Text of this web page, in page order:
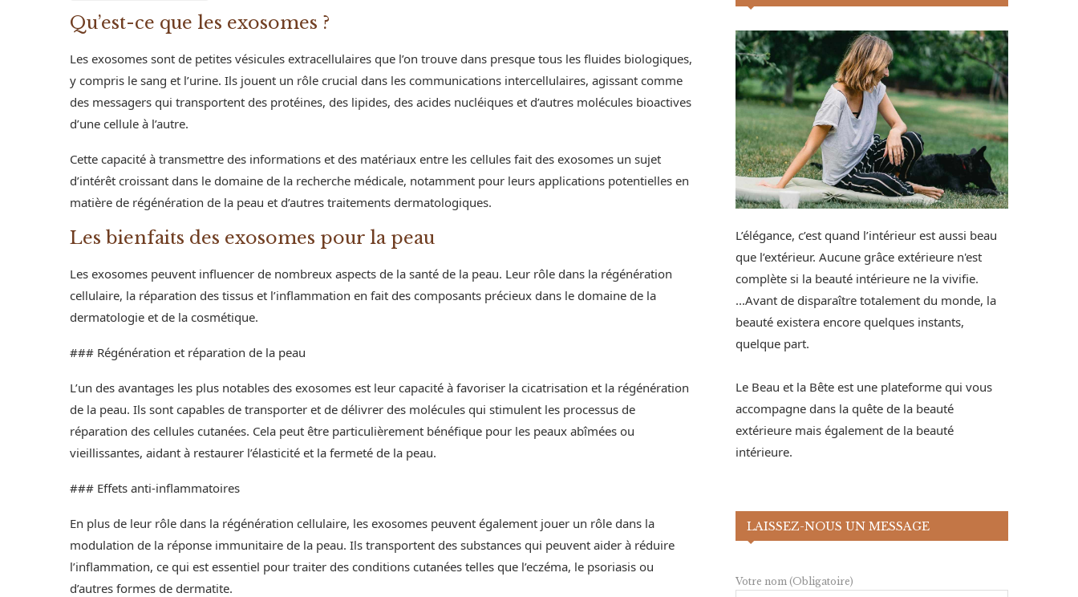
Qu’est-ce que les exosomes ?
Les exosomes sont de petites vésicules extracellulaires que l’on trouve dans presque tous les fluides biologiques,
y compris le sang et l’urine. Ils jouent un rôle crucial dans les communications intercellulaires, agissant comme
des messagers qui transportent des protéines, des lipides, des acides nucléiques et d’autres molécules bioactives
d’une cellule à l’autre.
Cette capacité à transmettre des informations et des matériaux entre les cellules fait des exosomes un sujet
d’intérêt croissant dans le domaine de la recherche médicale, notamment pour leurs applications potentielles en
matière de régénération de la peau et d’autres traitements dermatologiques.
Les bienfaits des exosomes pour la peau
Les exosomes peuvent influencer de nombreux aspects de la santé de la peau. Leur rôle dans la régénération
cellulaire, la réparation des tissus et l’inflammation en fait des composants précieux dans le domaine de la
dermatologie et de la cosmétique.
### Régénération et réparation de la peau
L’un des avantages les plus notables des exosomes est leur capacité à favoriser la cicatrisation et la régénération
de la peau. Ils sont capables de transporter et de délivrer des molécules qui stimulent les processus de
réparation des cellules cutanées. Cela peut être particulièrement bénéfique pour les peaux abîmées ou
vieillissantes, aidant à restaurer l’élasticité et la fermeté de la peau.
### Effets anti-inflammatoires
En plus de leur rôle dans la régénération cellulaire, les exosomes peuvent également jouer un rôle dans la
modulation de la réponse immunitaire de la peau. Ils transportent des substances qui peuvent aider à réduire
l’inflammation, ce qui est essentiel pour traiter des conditions cutanées telles que l’eczéma, le psoriasis ou
d’autres formes de dermatite.
L’élégance, c’est quand l’intérieur est aussi beau
que l’extérieur. Aucune grâce extérieure n'est
complète si la beauté intérieure ne la vivifie.
...Avant de disparaître totalement du monde, la
beauté existera encore quelques instants,
quelque part.
Le Beau et la Bête est une plateforme qui vous
accompagne dans la quête de la beauté
extérieure mais également de la beauté
intérieure.
LAISSEZ-NOUS UN MESSAGE
Votre nom (Obligatoire)